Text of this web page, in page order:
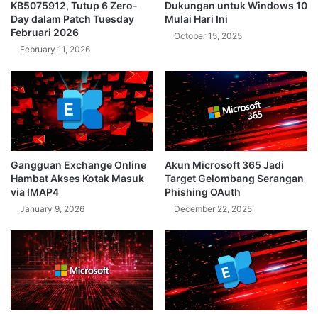
KB5075912, Tutup 6 Zero-
Day dalam Patch Tuesday
Februari 2026
February 11, 2026
Dukungan untuk Windows 10
Mulai Hari Ini
October 15, 2025
Gangguan Exchange Online
Hambat Akses Kotak Masuk
via IMAP4
January 9, 2026
Akun Microsoft 365 Jadi
Target Gelombang Serangan
Phishing OAuth
December 22, 2025